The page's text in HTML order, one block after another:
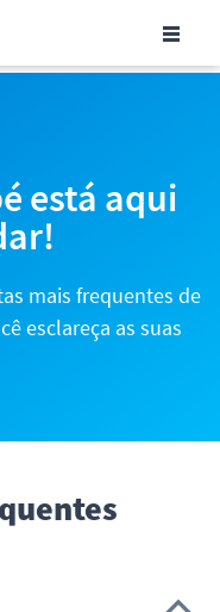
para
está aqui
mais frequentes de
esclareça as suas